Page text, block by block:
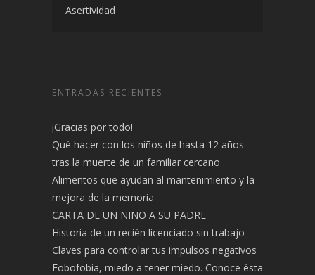
Asertividad
ENTRADAS RECIENTES
¡Gracias por todo!
Qué hacer con los niños de hasta 12 años
tras la muerte de un familiar cercano
Alimentos que ayudan al mantenimiento y la
mejora de la memoria
CARTA DE UN NIÑO A SU PADRE
Historia de un recién licenciado sin trabajo
Claves para controlar tus impulsos negativos
Fobofobia, miedo a tener miedo. Conoce ésta